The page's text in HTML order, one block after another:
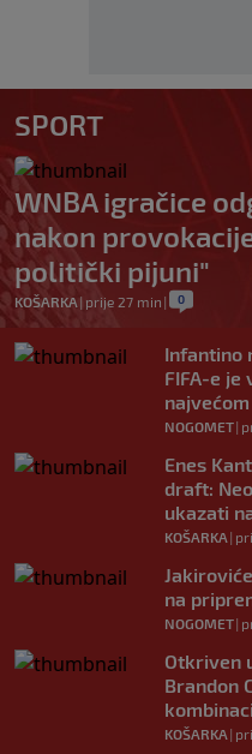
SPORT
WNBA igračice
nakon
politički pijuni"
KOŠARKA | prije 27 min | 0
Infantino
FIFA-e je
NOGOMET|
Enes
draft:
ukazati
KOŠARKA |
na
NOGOMET|
Otkriven
Brandon
KOŠARKA |